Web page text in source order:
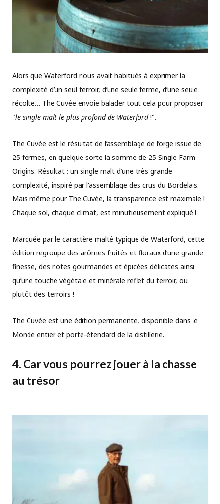
Alors que Waterford nous avait habitués à exprimer la
complexité d’un seul terroir, d’une seule ferme, d’une seule
récolte… The Cuvée envoie balader tout cela pour proposer
"le single malt le plus profond de Waterford!".
The Cuvée est le résultat de l’assemblage de l’orge issue de
25 fermes, en quelque sorte la somme de 25 Single Farm
Origins. Résultat : un single malt d’une très grande
complexité, inspiré par l'assemblage des crus du Bordelais.
Mais même pour The Cuvée, la transparence est maximale !
Chaque sol, chaque climat, est minutieusement expliqué !
Marquée par le caractère malté typique de Waterford, cette
édition regroupe des arômes fruités et floraux d’une grande
finesse, des notes gourmandes et épicées délicates ainsi
qu’une touche végétale et minérale reflet du terroir, ou
plutôt des terroirs !
The Cuvée est une édition permanente, disponible dans le
Monde entier et porte-étendard de la distillerie.
4. Car vous pourrez jouer à la chasse
au trésor